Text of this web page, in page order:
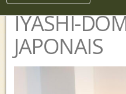
IYASHI-
JAPONAIS